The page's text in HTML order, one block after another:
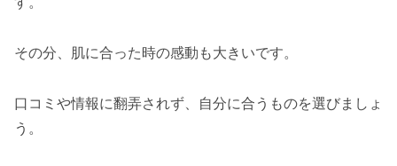
その分、肌に合った時の感動も大きいです。
口コミや情報に翻弄されず、自分に合うものを選びましょ
う。